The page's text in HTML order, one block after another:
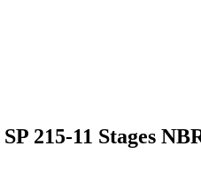
215-11 Stages